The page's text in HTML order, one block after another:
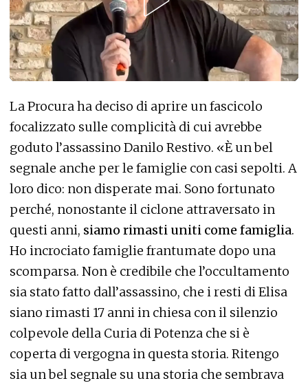
La Procura ha deciso di aprire un fascicolo
focalizzato sulle complicità di cui avrebbe
goduto l’assassino Danilo Restivo. «È un bel
segnale anche per le famiglie con casi sepolti. A
loro dico: non disperate mai. Sono fortunato
perché, nonostante il ciclone attraversato in
questi anni, siamo rimasti uniti come famiglia.
Ho incrociato famiglie frantumate dopo una
scomparsa. Non è credibile che l’occultamento
sia stato fatto dall’assassino, che i resti di Elisa
siano rimasti 17 anni in chiesa con il silenzio
colpevole della Curia di Potenza che si è
coperta di vergogna in questa storia. Ritengo
sia un bel segnale su una storia che sembrava